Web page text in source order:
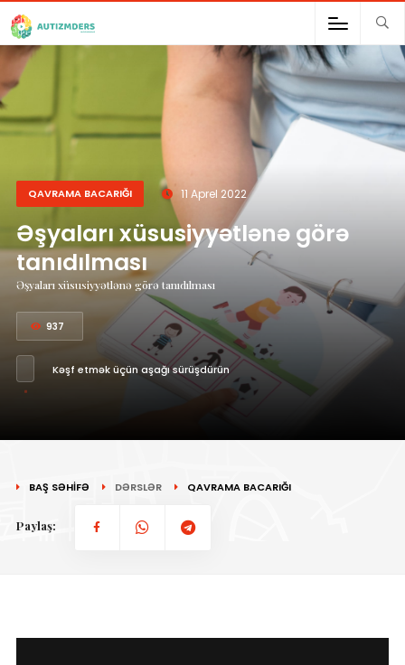
QAVRAMA BACARIĞI 11 Aprel 2022
Əşyaları xüsusiyyətlənə görə
tanıdılması
Əşyaları xüsusiyyətlənə görə tanıdılması
937
Kəşf etmək üçün aşağı sürüşdürün
BAŞ SƏHİFƏ DƏRSLƏR QAVRAMA BACARIĞI
Paylaş: